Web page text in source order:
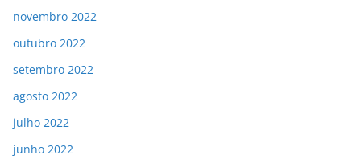
novembro 2022
outubro 2022
setembro 2022
agosto 2022
julho 2022
junho 2022